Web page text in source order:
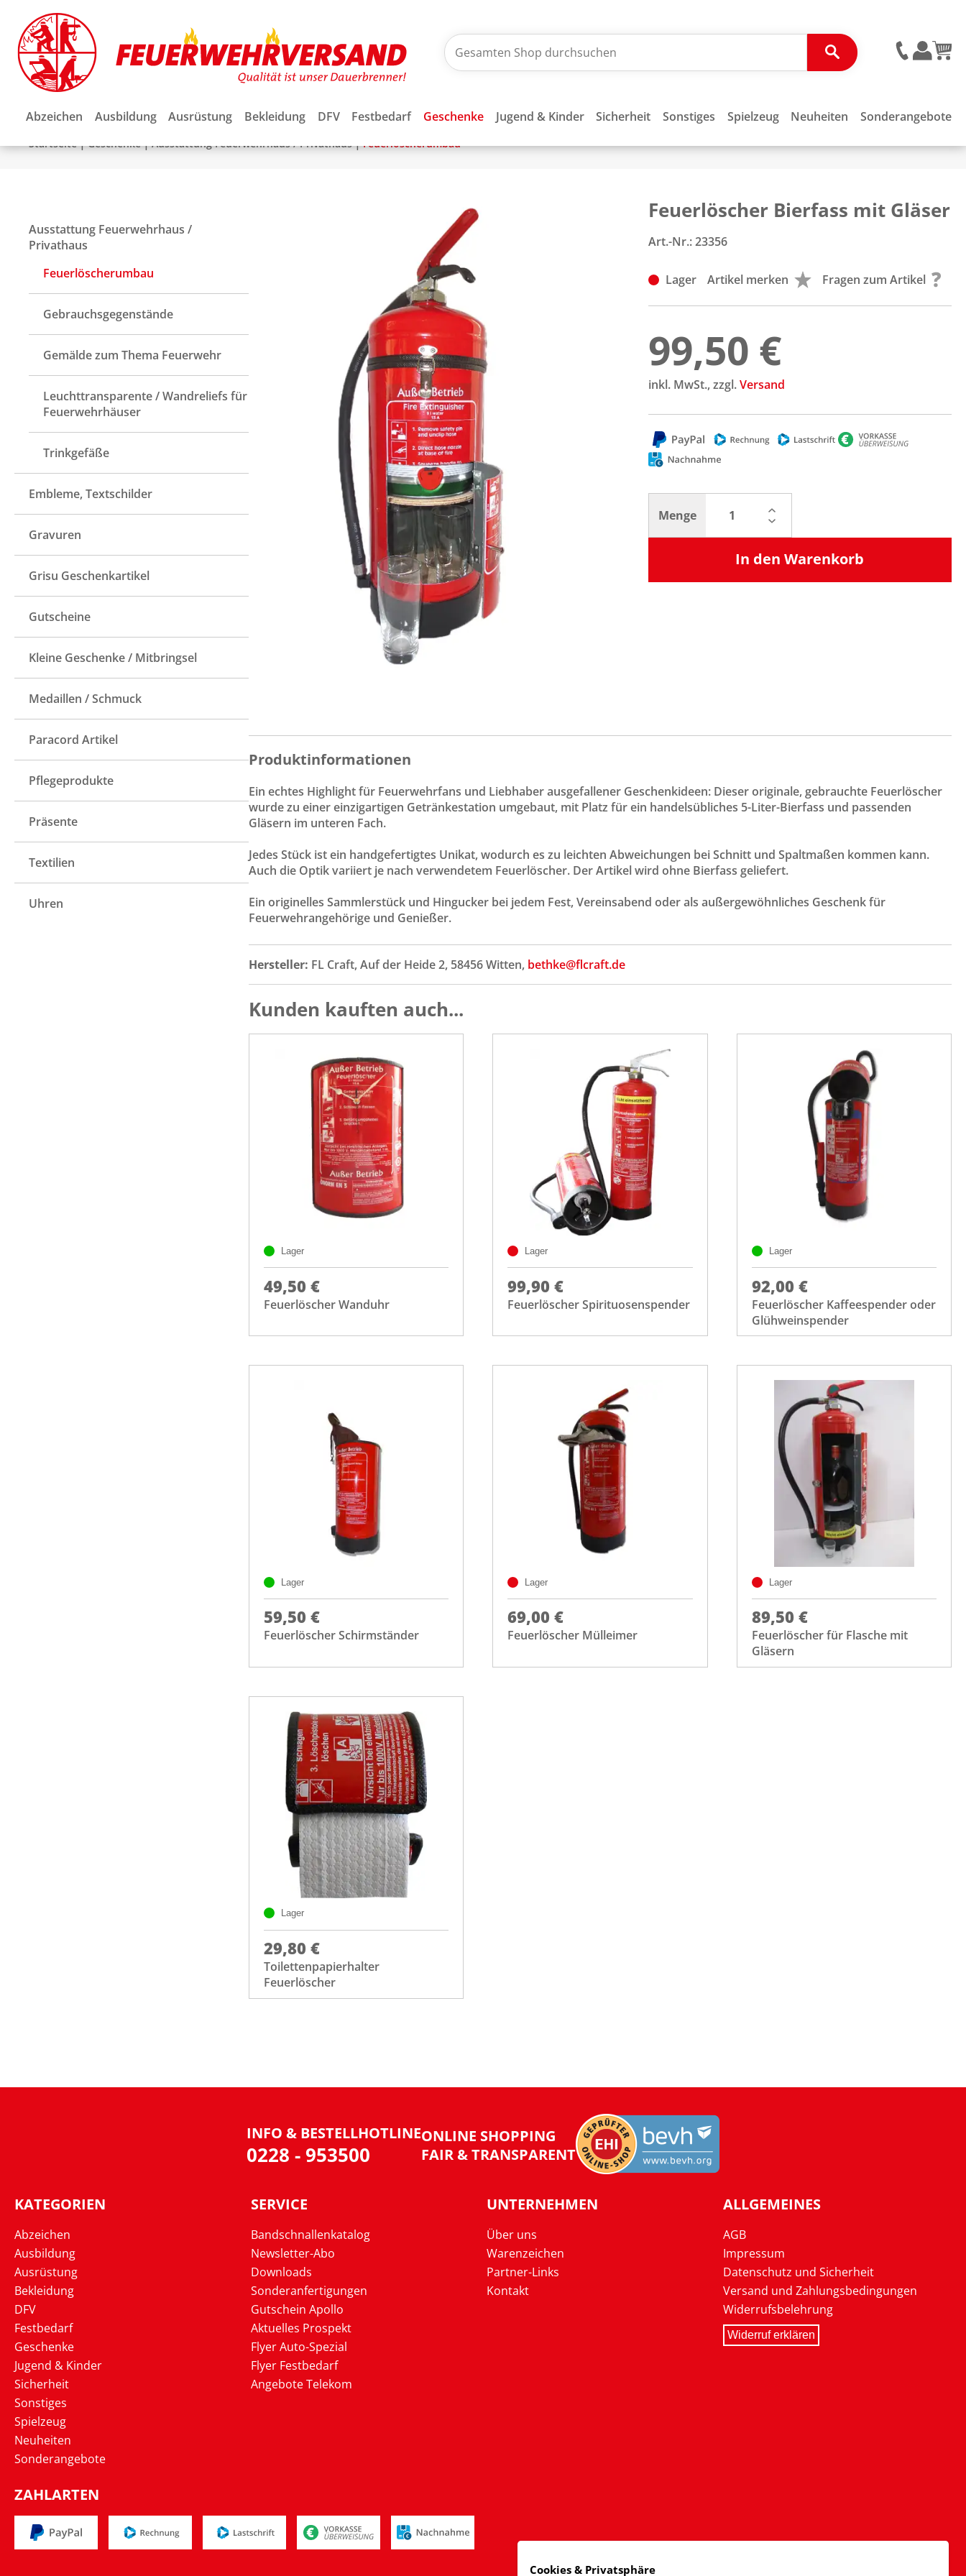
Abzeichen Ausbildung Ausrüstung Bekleidung DFV Festbedarf Geschenke Jugend & Kinder Sicherheit Sonstiges Spielzeug Neuheiten Sonderangebote
Startseite|Geschenke|Ausstattung Feuerwehrhaus / Privathaus|Feuerlöscherumbau
Ausstattung Feuerwehrhaus /
Privathaus
Feuerlöscherumbau
Gebrauchsgegenstände
Gemälde zum Thema Feuerwehr
Leuchttransparente / Wandreliefs für
Feuerwehrhäuser
Trinkgefäße
Embleme, Textschilder
Gravuren
Grisu Geschenkartikel
Gutscheine
Kleine Geschenke / Mitbringsel
Medaillen / Schmuck
Paracord Artikel
Pflegeprodukte
Präsente
Textilien
Uhren
Feuerlöscher Bierfass mit Gläser
Art.-Nr.:23356
Lager Artikel merken Fragen zum Artikel
99,50 €
inkl. MwSt., zzgl.Versand
Menge
In den Warenkorb
Produktinformationen
Ein echtes Highlight für Feuerwehrfans und Liebhaber ausgefallener Geschenkideen: Dieser originale, gebrauchte Feuerlöscher
wurde zu einer einzigartigen Getränkestation umgebaut, mit Platz für ein handelsübliches 5-Liter-Bierfass und passenden
Gläsern im unteren Fach.
Jedes Stück ist ein handgefertigtes Unikat, wodurch es zu leichten Abweichungen bei Schnitt und Spaltmaßen kommen kann.
Auch die Optik variiert je nach verwendetem Feuerlöscher. Der Artikel wird ohne Bierfass geliefert.
Ein originelles Sammlerstück und Hingucker bei jedem Fest, Vereinsabend oder als außergewöhnliches Geschenk für
Feuerwehrangehörige und Genießer.
Hersteller: FL Craft, Auf der Heide 2, 58456 Witten, bethke@flcraft.de
Kunden kauften auch...
Lager
49,50 €
Feuerlöscher Wanduhr
Lager
99,90 €
Feuerlöscher Spirituosenspender
Lager
92,00 €
Feuerlöscher Kaffeespender oder
Glühweinspender
Lager
59,50 €
Feuerlöscher Schirmständer
Lager
69,00 €
Feuerlöscher Mülleimer
Lager
89,50 €
Feuerlöscher für Flasche mit
Gläsern
Lager
29,80 €
Toilettenpapierhalter
Feuerlöscher
INFO & BESTELLHOTLINE
0228 - 953500
ONLINE SHOPPING
FAIR & TRANSPARENT
KATEGORIEN
Abzeichen
Ausbildung
Ausrüstung
Bekleidung
DFV
Festbedarf
Geschenke
Jugend & Kinder
Sicherheit
Sonstiges
Spielzeug
Neuheiten
Sonderangebote
SERVICE
Bandschnallenkatalog
Newsletter-Abo
Downloads
Sonderanfertigungen
Gutschein Apollo
Aktuelles Prospekt
Flyer Auto-Spezial
Flyer Festbedarf
Angebote Telekom
UNTERNEHMEN
Über uns
Warenzeichen
Partner-Links
Kontakt
ALLGEMEINES
AGB
Impressum
Datenschutz und Sicherheit
Versand und Zahlungsbedingungen
Widerrufsbelehrung
Widerruf erklären
ZAHLARTEN
Cookies & Privatsphäre